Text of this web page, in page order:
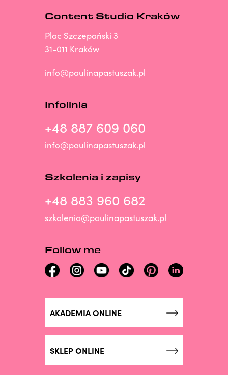
Content Studio Kraków
Plac Szczepański 3
31-011 Kraków
info@paulinapastuszak.pl
Infolinia
+48 887 609 060
info@paulinapastuszak.pl
Szkolenia i zapisy
+48 883 960 682
szkolenia@paulinapastuszak.pl
Follow me
AKADEMIA ONLINE
SKLEP ONLINE